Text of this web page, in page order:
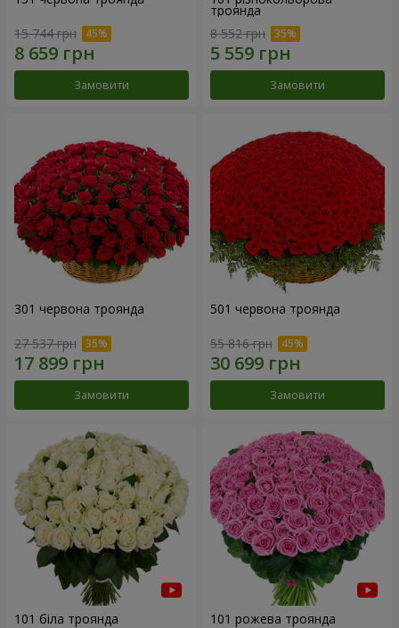
15 744 грн
Замовити
троянда
8 552 грн
Замовити
301 червона троянда
27 537 грн
Замовити
501 червона троянда
55 816 грн
Замовити
101 біла троянда 101 рожева троянда